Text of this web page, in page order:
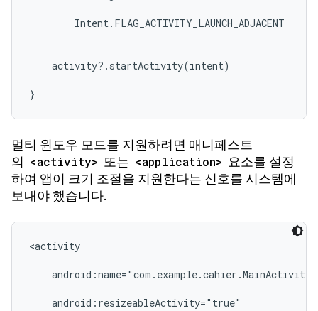
Intent.FLAG_ACTIVITY_LAUNCH_ADJACENT
activity?.startActivity(intent)
}
멀티 윈도우 모드를 지원하려면 매니페스트
의 <activity> 또는 <application> 요소를 설정
하여 앱이 크기 조절을 지원한다는 신호를 시스템에
보내야 했습니다.
<activity
android:name="com.example.cahier.MainActivity"
android:resizeableActivity="true"